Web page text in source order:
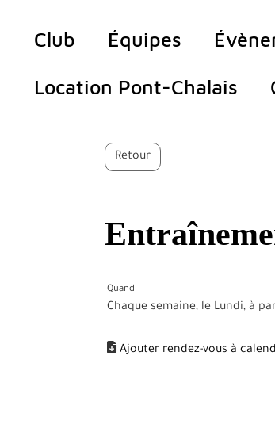
Club Équipes
Location Pont-Chalais
Retour
Quand
Chaque semaine, le Lundi, à
Ajouter rendez-vous à